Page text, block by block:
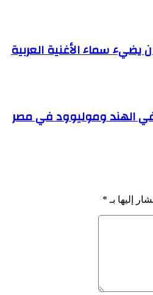
يضيء سماء الأغنية العربية
الهند وموليوود في مصر
إليها بـ *